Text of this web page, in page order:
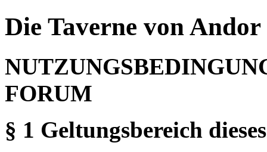
Die Taverne von
FORUM
§ 1 Geltungsbereich